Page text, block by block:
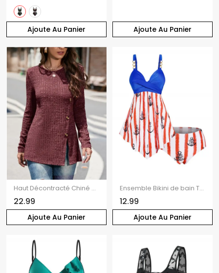
Ajoute Au Panier Ajoute Au Panier
Ajoute Au Panier
Haut Décontracté Chiné Côtelé en Tricot à Manches Longues avec Faux Bouton en Avant
22.99
Ajoute Au Panier
Ensemble Bikini de bain Tankini Modeste Imprimé Ancre Rayé Torsadé Rembourré Contrôle du Ventre de Vacances
12.99